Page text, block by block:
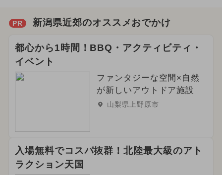
PR 新潟県近郊のオススメおでかけ
都心から1時間！BBQ・アクティビティ・
イベント
ファンタジーな空間×自然
が新しいアウトドア施設
山梨県上野原市
入場無料でコスパ抜群！北陸最大級のアト
ラクション天国